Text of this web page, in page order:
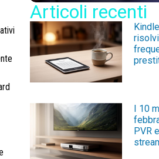
Articoli recenti
I 10
PVR